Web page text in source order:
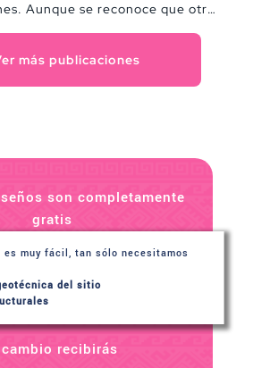
Aunque se reconoce que otro
última por punta bajo distintas
desde arcillas saturadas hasta
más publicaciones
son completamente
gratis
muy fácil, tan sólo necesitamos
del sitio
recibirás